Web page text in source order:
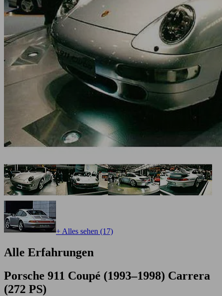
+ Alles sehen (17)
Alle Erfahrungen
Porsche 911 Coupé (1993–1998) Carrera
(272 PS)